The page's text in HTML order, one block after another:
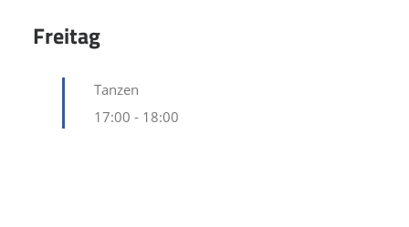
Freitag
Tanzen
17:00 - 18:00